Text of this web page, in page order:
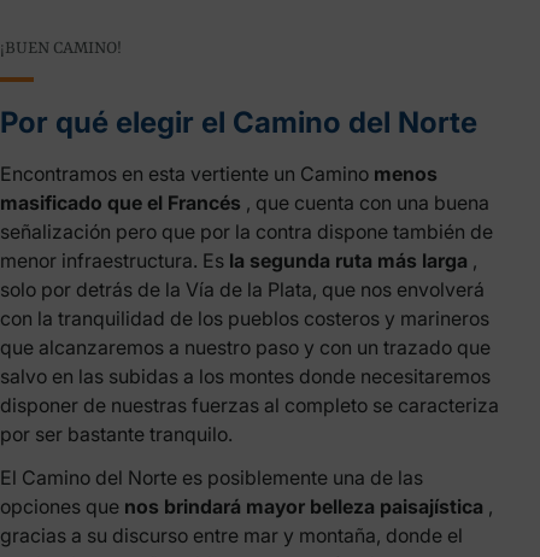
¡BUEN CAMINO!
Por qué elegir el Camino del Norte
Encontramos en esta vertiente un Camino menos
masificado que el Francés , que cuenta con una buena
señalización pero que por la contra dispone también de
menor infraestructura. Es la segunda ruta más larga ,
solo por detrás de la Vía de la Plata, que nos envolverá
con la tranquilidad de los pueblos costeros y marineros
que alcanzaremos a nuestro paso y con un trazado que
salvo en las subidas a los montes donde necesitaremos
disponer de nuestras fuerzas al completo se caracteriza
por ser bastante tranquilo.
El Camino del Norte es posiblemente una de las
opciones que nos brindará mayor belleza paisajística ,
gracias a su discurso entre mar y montaña, donde el